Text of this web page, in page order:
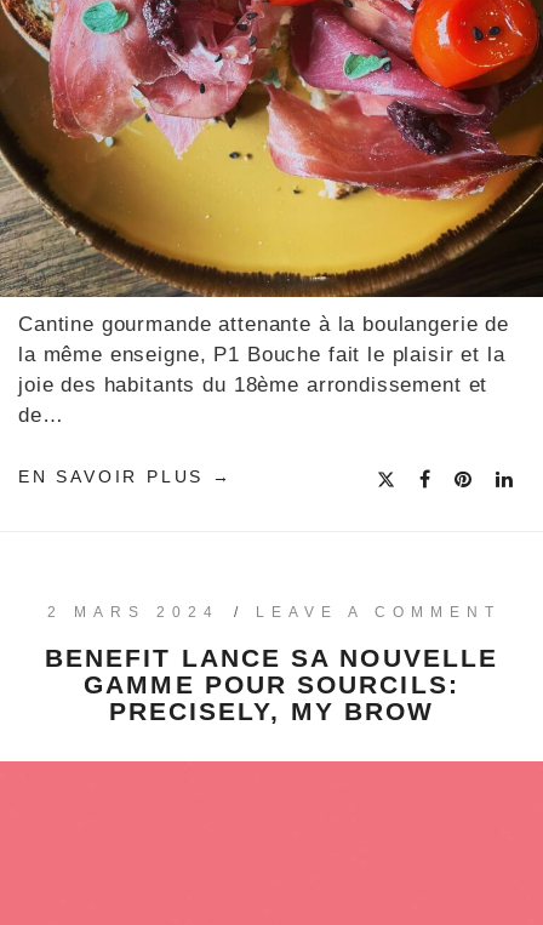
Cantine gourmande attenante à la boulangerie de
la même enseigne, P1 Bouche fait le plaisir et la
joie des habitants du 18ème arrondissement et
de…
EN SAVOIR PLUS
2 MARS 2024 / LEAVE A COMMENT
BENEFIT LANCE SA NOUVELLE
GAMME POUR SOURCILS:
PRECISELY, MY BROW